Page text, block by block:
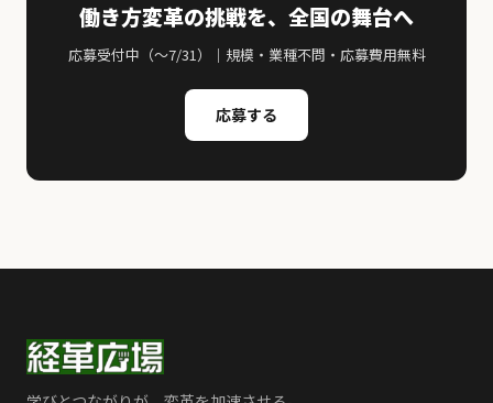
働き方変革の挑戦を、全国の舞台へ
応募受付中（〜7/31）｜規模・業種不問・応募費用無料
応募する